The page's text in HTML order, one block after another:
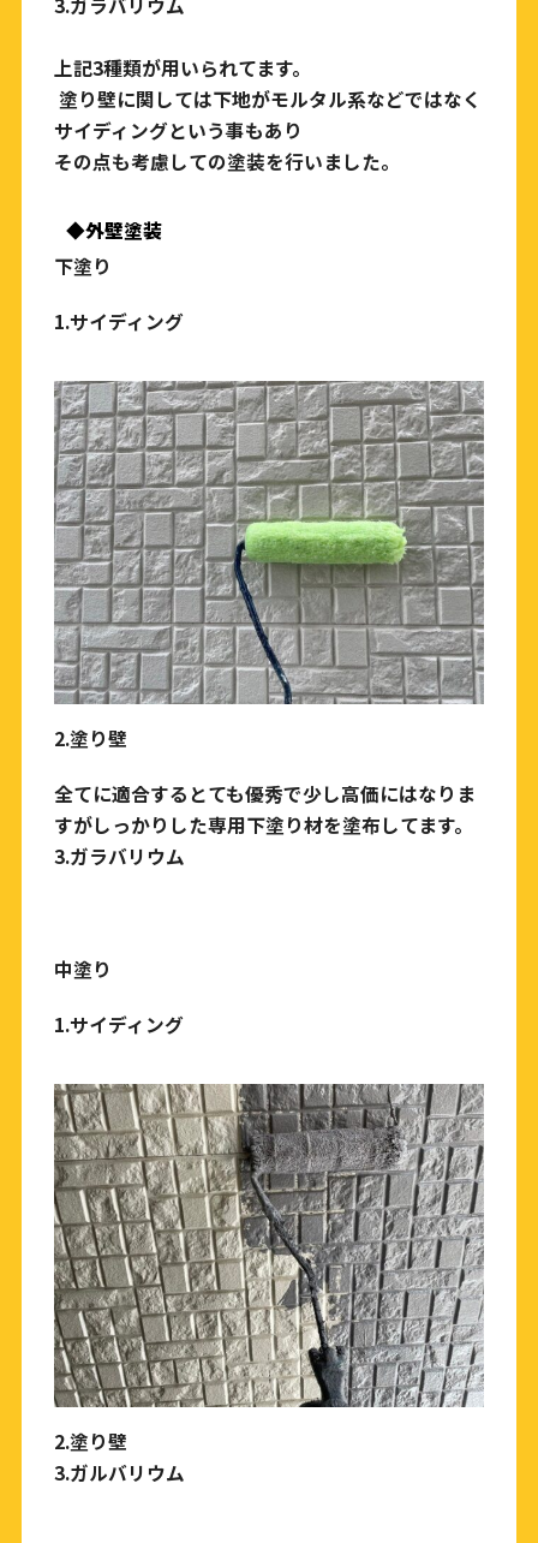
3.ガラバリウム
上記3種類が用いられてます。
塗り壁に関しては下地がモルタル系などではなく
サイディングという事もあり
その点も考慮しての塗装を行いました。
◆外壁塗装
下塗り
1.サイディング
2.塗り壁
全てに適合するとても優秀で少し高価にはなりま
すがしっかりした専用下塗り材を塗布してます。
3.ガラバリウム
中塗り
1.サイディング
2.塗り壁
3.ガルバリウム